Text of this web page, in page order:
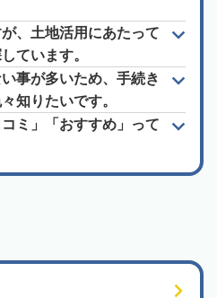
、土地活用にあたって
ています。
事が多いため、手続き
知りたいです。
ミ」「おすすめ」って